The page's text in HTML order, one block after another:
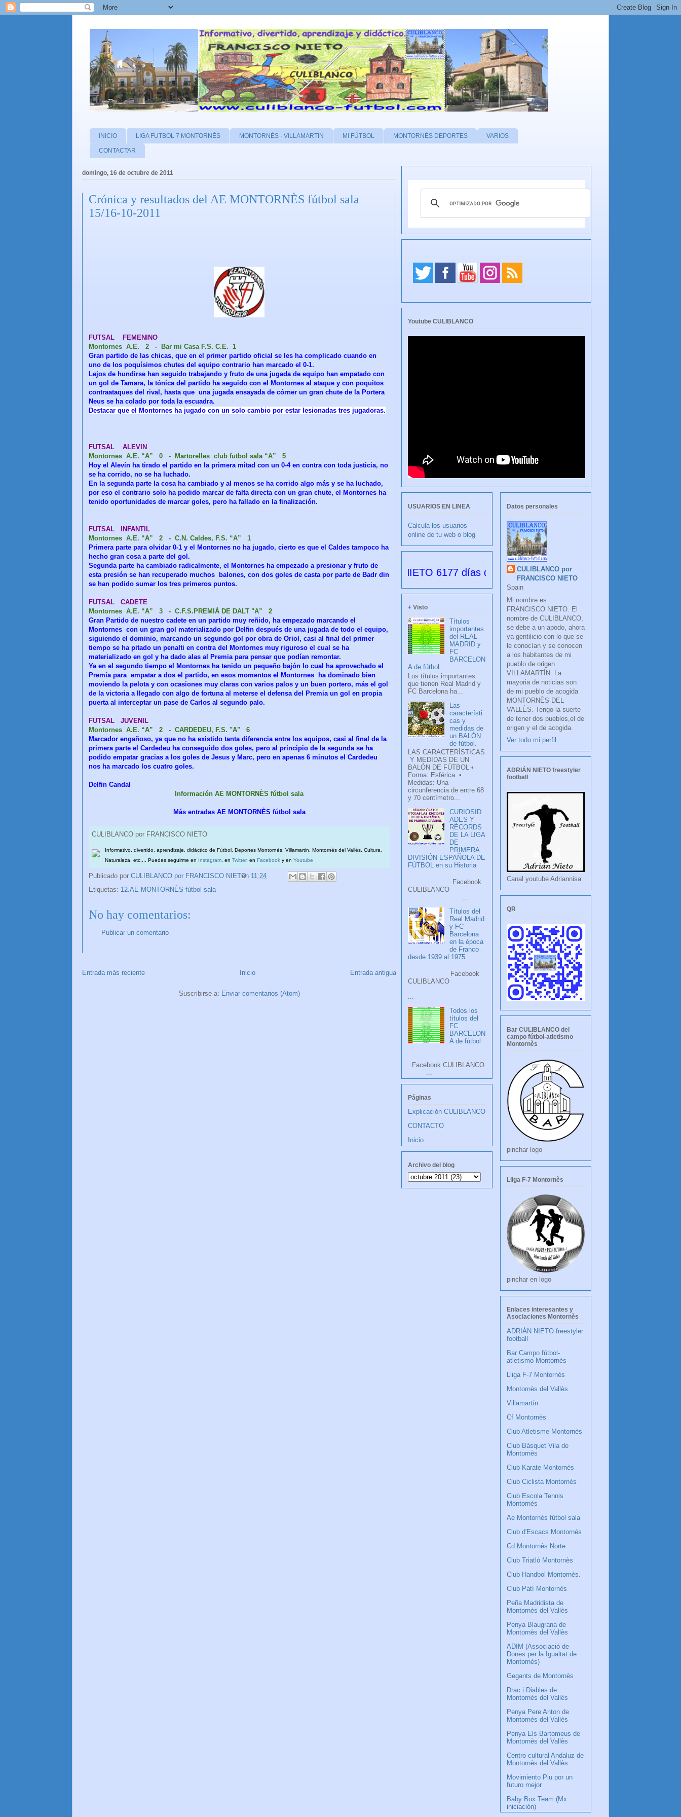
INICIO LIGA FUTBOL 7 MONTORNÈS MONTORNÈS - VILLAMARTIN MI FÚTBOL MONTORNÈS DEPORTES VARIOS
CONTACTAR
domingo, 16 de octubre de 2011
Crónica y resultados del AE MONTORNÈS fútbol sala
15/16-10-2011
FUTSAL FEMENINO
Montornes A.E. 2 - Bar mi Casa F.S. C.E. 1
Gran partido de las chicas, que en el primer partido oficial se les ha complicado cuando en
uno de los poquísimos chutes del equipo contrario han marcado el 0-1.
Lejos de hundirse han seguido trabajando y fruto de una jugada de equipo han empatado con
un gol de Tamara, la tónica del partido ha seguido con el Montornes al ataque y con poquitos
contraataques del rival, hasta que una jugada ensayada de córner un gran chute de la Portera
Neus se ha colado por toda la escuadra.
Destacar que el Montornes ha jugado con un solo cambio por estar lesionadas tres jugadoras.
FUTSAL ALEVIN
Montornes A.E. “A” 0 - Martorelles club futbol sala “A” 5
Hoy el Alevín ha tirado el partido en la primera mitad con un 0-4 en contra con toda justicia, no
se ha corrido, no se ha luchado.
En la segunda parte la cosa ha cambiado y al menos se ha corrido algo más y se ha luchado,
por eso el contrario solo ha podido marcar de falta directa con un gran chute, el Montornes ha
tenido oportunidades de marcar goles, pero ha fallado en la finalización.
FUTSAL INFANTIL
Montornes A.E. “A” 2 - C.N. Caldes, F.S. “A” 1
Primera parte para olvidar 0-1 y el Montornes no ha jugado, cierto es que el Caldes tampoco ha
hecho gran cosa a parte del gol.
Segunda parte ha cambiado radicalmente, el Montornes ha empezado a presionar y fruto de
esta presión se han recuperado muchos balones, con dos goles de casta por parte de Badr din
se han podido sumar los tres primeros puntos.
FUTSAL CADETE
Montornes A.E. “A” 3 - C.F.S.PREMIÀ DE DALT "A” 2
Gran Partido de nuestro cadete en un partido muy reñido, ha empezado marcando el
Montornes con un gran gol materializado por Delfin después de una jugada de todo el equipo,
siguiendo el dominio, marcando un segundo gol por obra de Oriol, casi al final del primer
tiempo se ha pitado un penalti en contra del Montornes muy riguroso el cual se ha
materializado en gol y ha dado alas al Premia para pensar que podían remontar.
Ya en el segundo tiempo el Montornes ha tenido un pequeño bajón lo cual ha aprovechado el
Premia para empatar a dos el partido, en esos momentos el Montornes ha dominado bien
moviendo la pelota y con ocasiones muy claras con varios palos y un buen portero, más el gol
de la victoria a llegado con algo de fortuna al meterse el defensa del Premia un gol en propia
puerta al interceptar un pase de Carlos al segundo palo.
FUTSAL JUVENIL
Montornes A.E. “A” 2 - CARDEDEU, F.S. "A" 6
Marcador engañoso, ya que no ha existido tanta diferencia entre los equipos, casi al final de la
primera parte el Cardedeu ha conseguido dos goles, pero al principio de la segunda se ha
podido empatar gracias a los goles de Jesus y Marc, pero en apenas 6 minutos el Cardedeu
nos ha marcado los cuatro goles.
Delfin Candal
Información AE MONTORNÈS fútbol sala
Más entradas AE MONTORNÈS fútbol sala
CULIBLANCO por FRANCISCO NIETO
Informativo, divertido, aprendizaje, didáctico de Fútbol, Deportes Montornès, Villamartin, Montornès del Vallès, Cultura,
Naturaleza, etc.... Puedes seguirme en
Instagram, en Twitter, en Facebook y en Youtube
Publicado por CULIBLANCO por FRANCISCO NIETO
en 11:24
Etiquetas: 12.AE MONTORNÈS fútbol sala
No hay comentarios:
Publicar un comentario
Entrada más reciente Entrada antigua
Inicio
Suscribirse a: Enviar comentarios (Atom)
Youtube CULIBLANCO
USUARIOS EN LINEA
Calcula los usuarios
online de tu web o blog
CULIBLANCO por FRANCISCO NIETO 6177 días desde su creación
+ Visto
Títulos
importantes
del REAL
MADRID y
FC
BARCELON
A de fútbol.
Los títulos importantes
que tienen Real Madrid y
FC Barcelona ha...
Las
característi
cas y
medidas de
un BALÓN
de fútbol.
LAS CARACTERÍSTICAS
Y MEDIDAS DE UN
BALÓN DE FÚTBOL •
Forma: Esférica. •
Medidas: Una
circunferencia de entre 68
y 70 centímetro...
CURIOSID
ADES Y
RÉCORDS
DE LA LIGA
DE
PRIMERA
DIVISIÓN ESPAÑOLA DE
FÚTBOL en su Historia
Facebook
CULIBLANCO
...
Títulos del
Real Madrid
y FC
Barcelona
en la época
de Franco
desde 1939 al 1975
Facebook
CULIBLANCO
Todos los
títulos del
FC
BARCELON
A de fútbol
Facebook CULIBLANCO
...
Páginas
Explicación CULIBLANCO
CONTACTO
Inicio
Archivo del blog
Datos personales
CULIBLANCO por
FRANCISCO NIETO
Spain
Mi nombre es
FRANCISCO NIETO. El
nombre de CULIBLANCO,
se debe a un apodo, ahora
ya gentilicio con lo que se
le conocían y se conocen
a los habitantes de mi
pueblo de origen
VILLAMARTÍN. La
mayoria de noticias son
de mi pueblo de acogida
MONTORNÈS DEL
VALLÈS. Tengo la suerte
de tener dos pueblos,el de
origen y el de acogida.
Ver todo mi perfil
ADRIÁN NIETO freestyler
football
Canal youtube Adriannisa
QR
Bar CULIBLANCO del
campo fútbol-atletismo
Montornès
pinchar logo
Lliga F-7 Montornès
pinchar en logo
Enlaces interesantes y
Asociaciones Montornès
ADRIÁN NIETO freestyler
football
Bar Campo fútbol-
atletismo Montornès
Lliga F-7 Montornès
Montornès del Vallès
Villamartín
Cf Montornès
Club Atletisme Montornès
Club Bàsquet Vila de
Montornès
Club Karate Montornès
Club Ciclista Montornès
Club Escola Tennis
Montornès
Ae Montornès fútbol sala
Club d'Escacs Montornés
Cd Montornès Norte
Club Triatló Montornès
Club Handbol Montornès.
Club Patí Montornès
Peña Madridista de
Montornès del Vallès
Penya Blaugrana de
Montornès del Vallès
ADIM (Associació de
Dones per la Igualtat de
Montornès)
Gegants de Montornès
Drac i Diables de
Montornès del Vallès
Penya Pere Anton de
Montornès del Vallès
Penya Els Bartomeus de
Montornès del Vallès
Centro cultural Andaluz de
Montornès del Vallès
Movimiento Piu por un
futuro mejor
Baby Box Team (Mx
iniciación)